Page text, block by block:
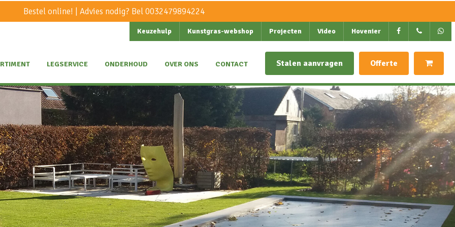
Bestel online! | Advies nodig? Bel0032479894224
Keuzehulp Kunstgras-webshop Projecten Video Hovenier
LEGSERVICE ONDERHOUD OVER ONS CONTACT Stalen aanvragen Offerte